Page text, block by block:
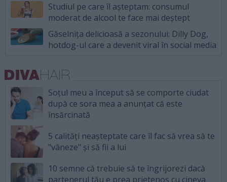
Studiul pe care îl așteptam: consumul
moderat de alcool te face mai deștept
Găselnița delicioasă a sezonului: Dilly Dog,
hotdog-ul care a devenit viral în social media
Soțul meu a început să se comporte ciudat
după ce sora mea a anunțat că este
însărcinată
5 calități neașteptate care îl fac să vrea să te
"vâneze" și să fii a lui
10 semne că trebuie să te îngrijorezi dacă
partenerul tău e prea prietenos cu cineva